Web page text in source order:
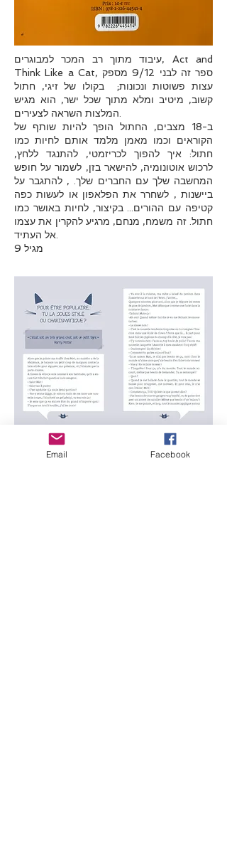
עיבוד מתוך רב המכר למבוגרים, Act and
Think Like a Cat, ספר זה לבני 9/12 מספק
עצות פשוטות ונכונות; בקולו של זיגי, חתול
קשוב, מיטיב ומלא מתוך שכל ישר, הוא מגיש
ב-18 מצבים, החתול הופך להיות שותף של
הקוראים וכמו מאמן מלמד אותם לחיות כמו
חתול: איך להפוך לכריזמטי, להתנגד ללחץ,
לרכוש אוטונומיה, להישאר בזן, לשמור על חופש
המחשבה שלך עם החברים שלך. , להתגבר על
ביישנות , לשחרר את הפלאפון או לעשות כפה
קטיפה עם ההורים... בקיצור, לחיות באושר כמו
חתול. זה משמח, מנחם, מרגיע להקרין את עצמו
מגיל 9
Email Facebook